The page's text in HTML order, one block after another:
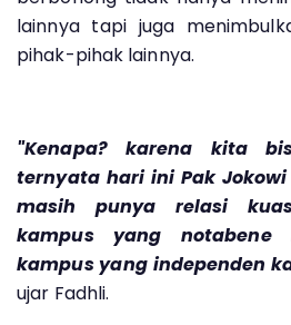
lainnya tapi juga
pihak-pihak lainnya.
"Kenapa? karena kita
ternyata hari ini Pak
masih punya relasi
kampus yang notabene
kampus yang independen
ujar Fadhli.